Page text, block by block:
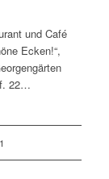
und Café
Ecken!“,
22…